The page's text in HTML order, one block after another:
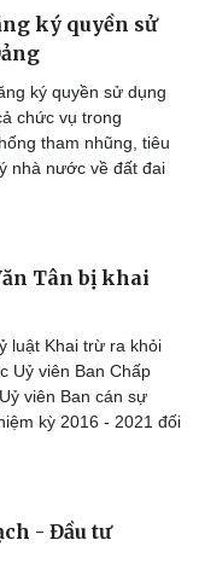
ký quyền sử
ký quyền sử dụng
chức vụ trong
tham nhũng, tiêu
nhà nước về đất đai
Tân bị khai
luật Khai trừ ra khỏi
Uỷ viên Ban Chấp
viên Ban cán sự
kỳ 2016 - 2021 đối
- Đầu tư